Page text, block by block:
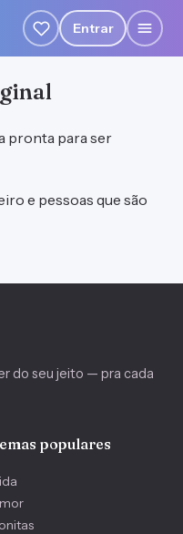
Entrar
pronta para ser
e pessoas que são
do seu jeito — pra cada
populares